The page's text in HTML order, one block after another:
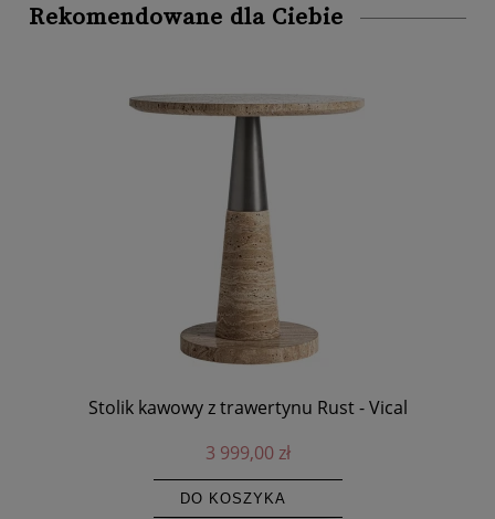
Rekomendowane dla Ciebie
Stolik kawowy z trawertynu Rust - Vical
3 999,00 zł
DO KOSZYKA